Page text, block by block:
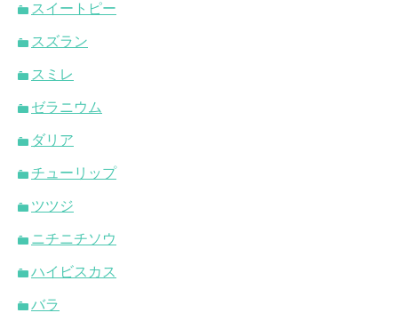
スイートピー
スズラン
スミレ
ゼラニウム
ダリア
チューリップ
ツツジ
ニチニチソウ
ハイビスカス
バラ